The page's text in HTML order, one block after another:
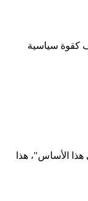
كقوة سياسية
هذا الأساس"، هذا